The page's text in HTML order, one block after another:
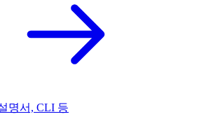
명서, CLI 등